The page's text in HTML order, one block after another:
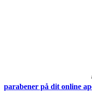
parabener på dit online